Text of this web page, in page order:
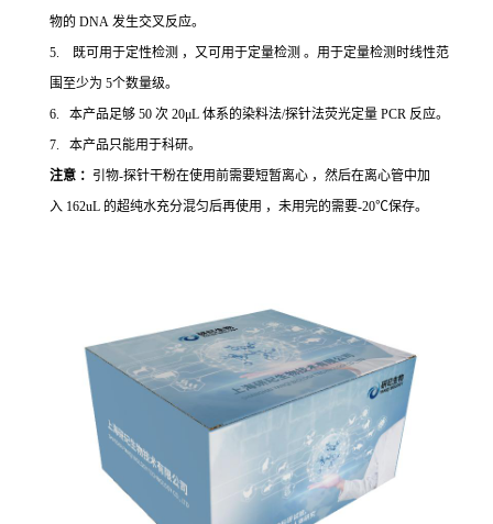
物的 DNA 发生交叉反应。
5. 既可用于定性检测 ，又可用于定量检测 。用于定量检测时线性范
围至少为 5个数量级。
6. 本产品足够 50 次 20μL 体系的染料法/探针法荧光定量 PCR 反应。
7. 本产品只能用于科研。
注意 ： 引物-探针干粉在使用前需要短暂离心 ，然后在离心管中加
入 162uL 的超纯水充分混匀后再使用 ，未用完的需要-20℃保存。